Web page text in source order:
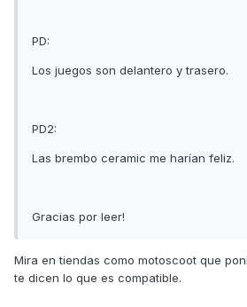
PD:
Los juegos son delantero y trasero.
PD2:
Las brembo ceramic me harían feliz.
Gracias por leer!
Mira en tiendas como motoscoot que
te dicen lo que es compatible.